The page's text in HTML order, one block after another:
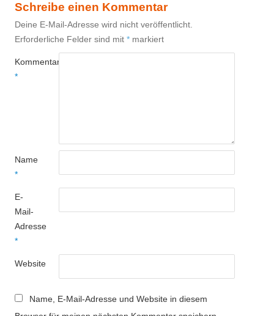
Schreibe einen Kommentar
Deine E-Mail-Adresse wird nicht veröffentlicht.
Erforderliche Felder sind mit * markiert
Kommentar
*
Name
*
E-
Mail-
Adresse
*
Website
Name, E-Mail-Adresse und Website in diesem